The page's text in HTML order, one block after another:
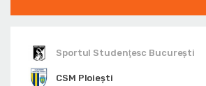
Sportul Studenţesc Bucureşti
CSM Ploiești